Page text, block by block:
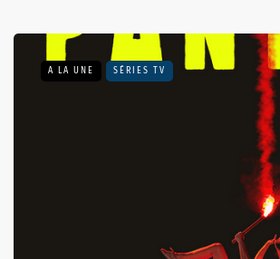
A LA UNE SÉRIES TV